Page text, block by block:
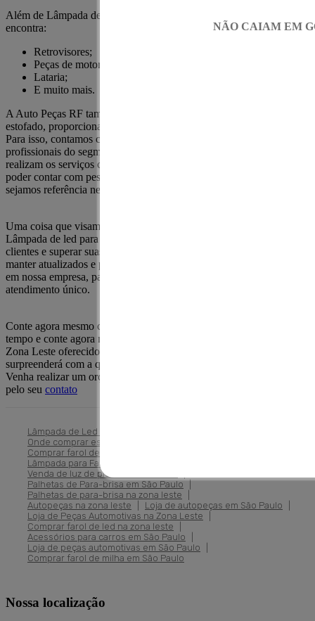
Além de Lâmpada de led para farol na Zona Leste, aqui você
encontra:
Retrovisores;
Peças de motores;
Lataria;
E muito mais.
A Auto Peças RF também trabalha com manutenções em lataria e
estofado, proporcionando um atendimento único ao seu veículo.
Para isso, contamos com a melhor e a mais capacitada equipe de
profissionais do segmento. Todos são altamente capacitados e
realizam os serviços com uma qualidade única. É um prazer imenso
poder contar com pessoas tão competentes e que fazem com que
sejamos referência nesse segmento.
Uma coisa que visamos em nossos serviços e produtos, como a
Lâmpada de led para farol na Zona Leste, é surpreender nossos
clientes e superar suas expectativas. Para isso, buscamos sempre nos
manter atualizados e por dentro de novidades que possam agregar
em nossa empresa, para que continuemos a proporcionar um
atendimento único.
Conte agora mesmo com a Auto Peças RF Então, não perca mais
tempo e conte agora mesmo com a Lâmpada de led para farol na
Zona Leste oferecido pela Auto Peças RF. Certamente você se
surpreenderá com a qualidade de nossos serviços e atendimento.
Venha realizar um orçamento com a gente, esperamos ansiosamente
pelo seu contato
Lâmpada de Led para Farol na Zona Leste
Onde comprar espelho retrovisor em São Paulo
Comprar farol de carro na zona leste
Lâmpada para Farol de Milha em Sapopemba
Venda de luz de pisca na zona leste
Palhetas de Para-brisa em São Paulo
Palhetas de para-brisa na zona leste
Autopeças na zona leste
Loja de autopeças em São Paulo
Loja de Peças Automotivas na Zona Leste
Comprar farol de led na zona leste
Acessórios para carros em São Paulo
Loja de peças automotivas em São Paulo
Comprar farol de milha em São Paulo
Nossa localização
NÃO CAIAM EM